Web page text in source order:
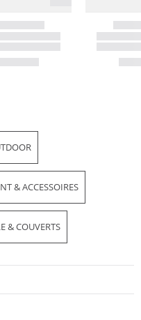
& ACCESSOIRES
& COUVERTS